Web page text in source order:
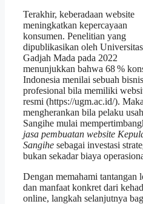
Terakhir, keberadaan website
meningkatkan kepercayaan
konsumen. Penelitian yang
dipublikasikan oleh Universitas
Gadjah Mada pada 2022
menunjukkan bahwa 68 %
Indonesia menilai sebuah
profesional bila memiliki
resmi (https://ugm.ac.id/).
mengherankan bila pelaku
Sangihe mulai
jasa pembuatan website
Sangihe sebagai investasi
bukan sekadar biaya
Dengan memahami tantangan
dan manfaat konkret dari
online, langkah selanjutnya